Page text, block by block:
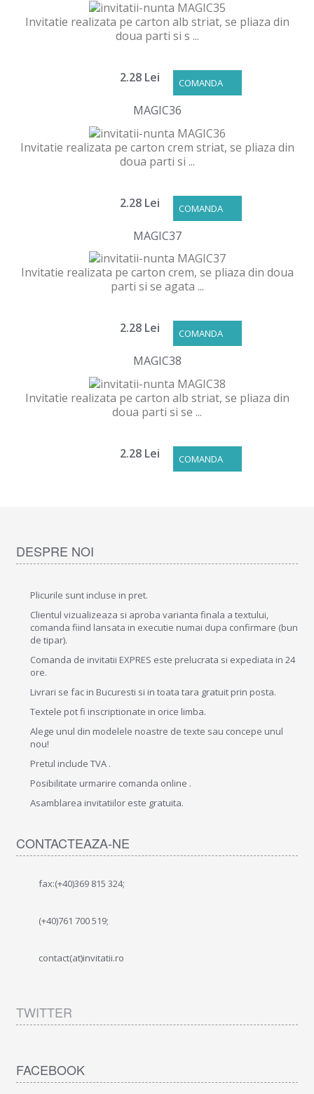
Invitatie realizata pe carton alb striat, se pliaza din
doua parti si s ...
COMANDA
2.28 Lei
MAGIC36
Invitatie realizata pe carton crem striat, se pliaza din
doua parti si ...
COMANDA
2.28 Lei
MAGIC37
Invitatie realizata pe carton crem, se pliaza din doua
parti si se agata ...
COMANDA
2.28 Lei
MAGIC38
Invitatie realizata pe carton alb striat, se pliaza din
doua parti si se ...
COMANDA
2.28 Lei
DESPRE NOI
Plicurile sunt incluse in pret.
Clientul vizualizeaza si aproba varianta finala a textului,
comanda fiind lansata in executie numai dupa confirmare (bun
de tipar).
Comanda de invitatii EXPRES este prelucrata si expediata in 24
ore.
Livrari se fac in Bucuresti si in toata tara gratuit prin posta.
Textele pot fi inscriptionate in orice limba.
Alege unul din modelele noastre de texte sau concepe unul
nou!
Pretul include TVA .
Posibilitate urmarire comanda online .
Asamblarea invitatiilor este gratuita.
CONTACTEAZA-NE
fax:(+40)369 815 324;
(+40)761 700 519;
contact(at)invitatii.ro
TWITTER
FACEBOOK